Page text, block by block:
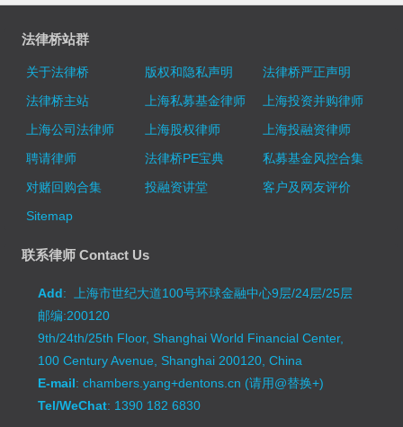
法律桥站群
关于法律桥 版权和隐私声明
法律桥严正声明
法律桥主站
上海私募基金律师
上海投资并购律师
上海公司法律师
上海股权律师
上海投融资律师
聘请律师
法律桥PE宝典
私募基金风控合集
对赌回购合集
投融资讲堂
客户及网友评价
Sitemap
联系律师 Contact Us
Add: 上海市世纪大道100号环球金融中心9层/24层/25层
邮编:200120
9th/24th/25th Floor, Shanghai World Financial Center,
100 Century Avenue, Shanghai 200120, China
E-mail: chambers.yang+dentons.cn (请用@替换+)
Tel/WeChat: 1390 182 6830